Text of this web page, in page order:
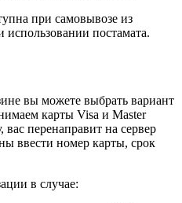
при самовывозе из
постамата.
вы можете выбрать вариант
карты Visa и Master
перенаправит на сервер
ввести номер карты, срок
в случае: